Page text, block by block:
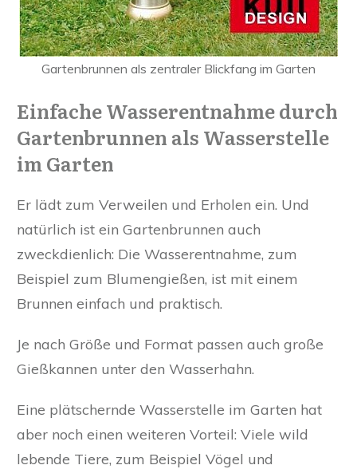
Gartenbrunnen als zentraler Blickfang im Garten
Einfache Wasserentnahme durch
Gartenbrunnen als Wasserstelle
im Garten
Er lädt zum Verweilen und Erholen ein. Und
natürlich ist ein Gartenbrunnen auch
zweckdienlich: Die Wasserentnahme, zum
Beispiel zum Blumengießen, ist mit einem
Brunnen einfach und praktisch.
Je nach Größe und Format passen auch große
Gießkannen unter den Wasserhahn.
Eine plätschernde Wasserstelle im Garten hat
aber noch einen weiteren Vorteil: Viele wild
lebende Tiere, zum Beispiel Vögel und